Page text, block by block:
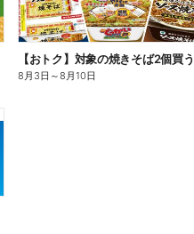
8月3日 ～8月10日